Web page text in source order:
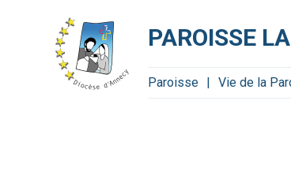
PAROISSE
Paroisse Vie de la